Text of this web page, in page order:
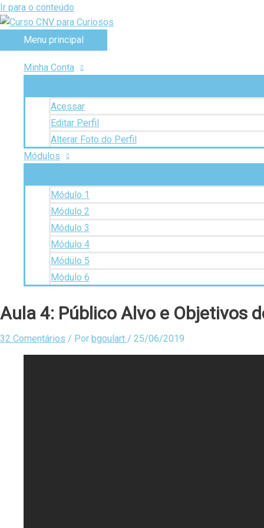
Ir para o conteúdo
Menu principal
Minha Conta
Acessar
Editar Perfil
Alterar Foto do Perfil
Módulos
Módulo 1
Módulo 2
Módulo 3
Módulo 4
Módulo 5
Módulo 6
Aula 4: Público Alvo e Objetivos
32 Comentários / Por bgoulart / 25/06/2019